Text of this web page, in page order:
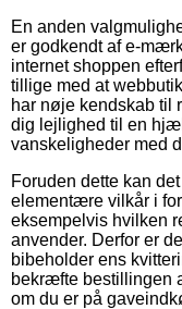
En anden
er godkendt af e-
internet shoppen
tillige med at
har nøje kendskab til
dig lejlighed til en
vanskeligheder med
Foruden dette kan
elementære vilkår i
eksempelvis hvilken
anvender. Derfor er
bibeholder ens
bekræfte bestillingen
om du er på